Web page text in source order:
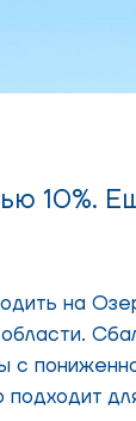
10%.
на
с
подходит